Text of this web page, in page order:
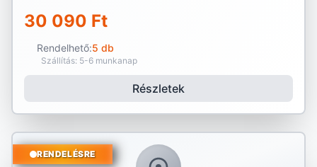
30 090 Ft
Rendelhető:5 db
Szállítás: 5-6 munkanap
Részletek
RENDELÉSRE